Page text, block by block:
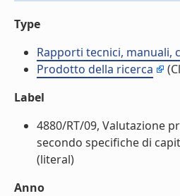
Type
Rapporti tecnici,
Prodotto della ricerca
Label
4880/RT/09, Valutazione
secondo specifiche di
(literal)
Anno